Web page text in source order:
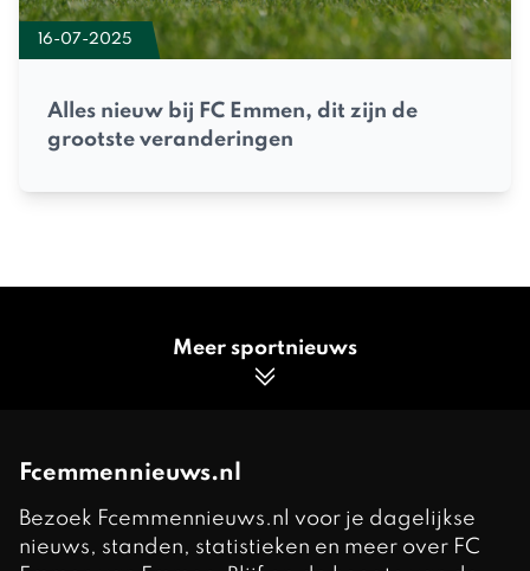
16-07-2025
Alles nieuw bij FC Emmen, dit zijn de
grootste veranderingen
Meer sportnieuws
Fcemmennieuws.nl
Bezoek Fcemmennieuws.nl voor je dagelijkse
nieuws, standen, statistieken en meer over FC